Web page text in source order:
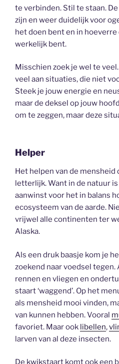
te verbinden. Stil te staan.
zijn en weer duidelijk voor
het doen bent en in
werkelijk bent.
Misschien zoek je wel te
veel aan situaties, die niet
Steek je jouw energie en
maar de deksel op jouw
om te zeggen, maar deze
Helper
Het helpen van de
letterlijk. Want in de natuur
aanwinst voor het in balans
ecosysteem van de aarde.
vrijwel alle continenten ter
Alaska.
Als een druk baasje kom je
zoekend naar voedsel
rennen en vliegen en
staart ‘waggend’. Op het
als mensheid mooi vinden,
van kunnen hebben. Vooral
favoriet. Maar ook libellen,
larven van al deze insecten.
De kwikstaart komt ook een